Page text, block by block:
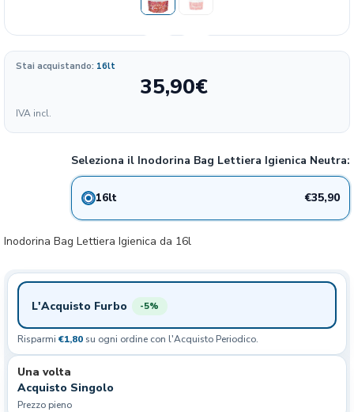
Stai acquistando: 16lt
35,90€
IVA incl.
Seleziona il Inodorina Bag Lettiera Igienica Neutra:
16lt €35,90
16 lt 22% 35.9€
Inodorina Bag Lettiera Igienica da 16l
L'Acquisto Furbo -5%
Risparmi €1,80 su ogni ordine con l'Acquisto Periodico.
Una volta
Acquisto Singolo
Prezzo pieno